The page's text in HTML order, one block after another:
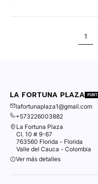
1
LA FORTUNA PLAZA
lafortunaplaza1@gmail.com
+573226003882
La Fortuna Plaza
Cl. 10 # 9-67
763560 Florida - Florida
Valle del Cauca - Colombia
Ver más detalles